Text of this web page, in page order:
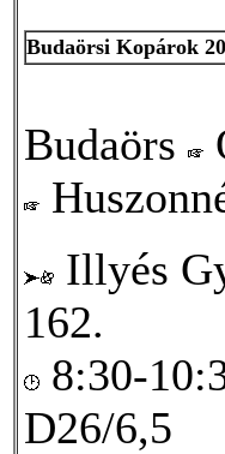
Budaörsi Kopárok 20
Budaörs
Illyés
162.
8:30-
D26/6,5